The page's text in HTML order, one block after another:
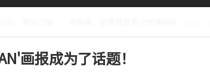
画报成为了话题！